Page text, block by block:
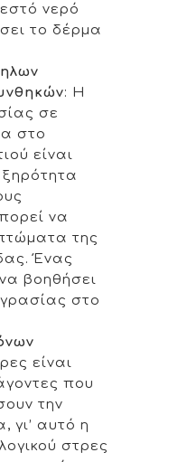
νερό
το δέρμα
: Η
σε
στο
είναι
να
της
Ένας
βοηθήσει
στο
είναι
που
την
γι’ αυτό η
στρες